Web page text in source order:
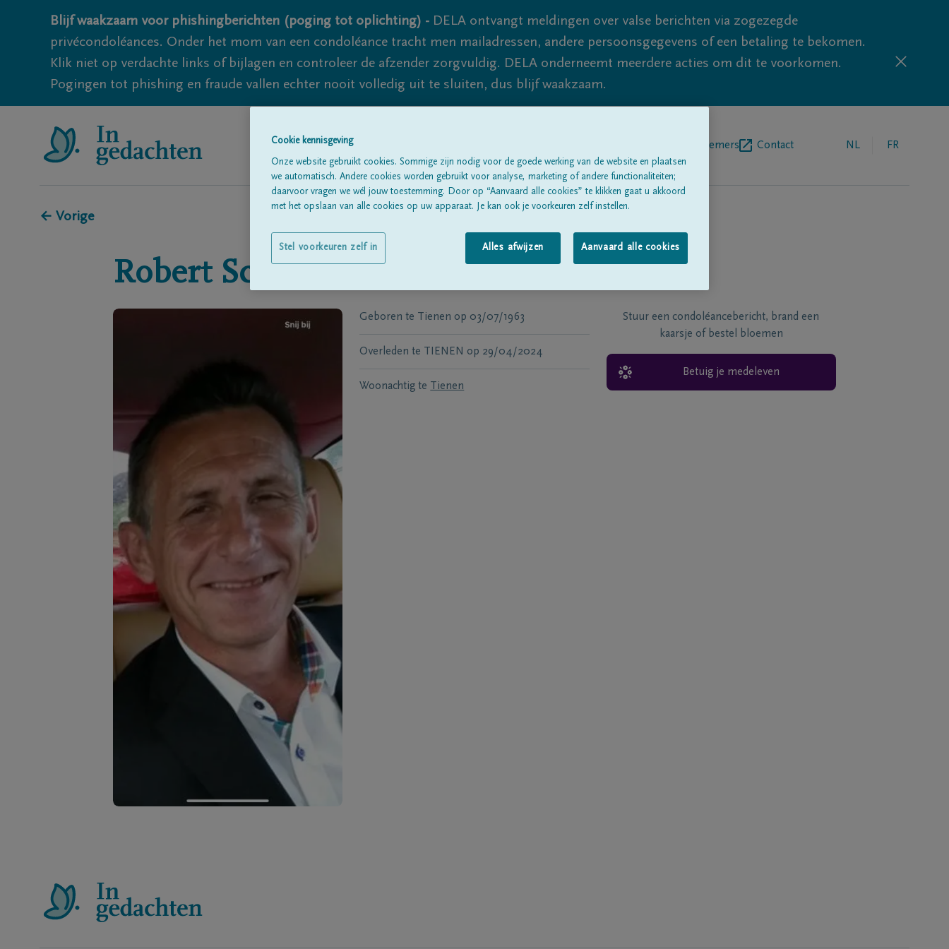
Blijf waakzaam voor phishingberichten (poging tot oplichting) - DELA ontvangt meldingen over valse berichten via zogezegde
privécondoléances. Onder het mom van een condoléance tracht men mailadressen, andere persoonsgegevens of een betaling te bekomen.
Klik niet op verdachte links of bijlagen en controleer de afzender zorgvuldig. DELA onderneemt meerdere acties om dit te voorkomen.
Pogingen tot phishing en fraude vallen echter nooit volledig uit te sluiten, dus blijf waakzaam.
Begrafenisondernemers Contact NL FR
← Vorige
Robert Schmelcher
Geboren te Tienen op 03/07/1963
Overleden te TIENEN op 29/04/2024
Woonachtig te Tienen
Stuur een condoléancebericht, brand een
kaarsje of bestel bloemen
Betuig je medeleven
Cookie kennisgeving
Onze website gebruikt cookies. Sommige zijn nodig voor de goede werking van de website en plaatsen
we automatisch. Andere cookies worden gebruikt voor analyse, marketing of andere functionaliteiten;
daarvoor vragen we wél jouw toestemming. Door op “Aanvaard alle cookies” te klikken gaat u akkoord
met het opslaan van alle cookies op uw apparaat. Je kan ook je voorkeuren zelf instellen.
Alles afwijzen Aanvaard alle cookies
Stel voorkeuren zelf in